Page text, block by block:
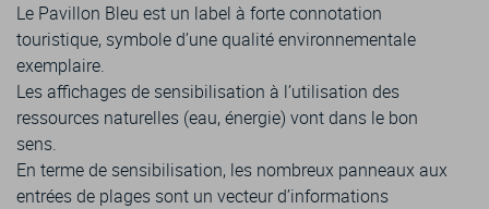
Le Pavillon Bleu est un label à forte connotation
touristique, symbole d’une qualité environnementale
exemplaire.
Les affichages de sensibilisation à l’utilisation des
ressources naturelles (eau, énergie) vont dans le bon
sens.
En terme de sensibilisation, les nombreux panneaux aux
entrées de plages sont un vecteur d’informations